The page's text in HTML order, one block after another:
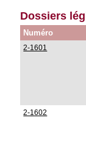
Dossiers
Numéro
2-1601
2-1602